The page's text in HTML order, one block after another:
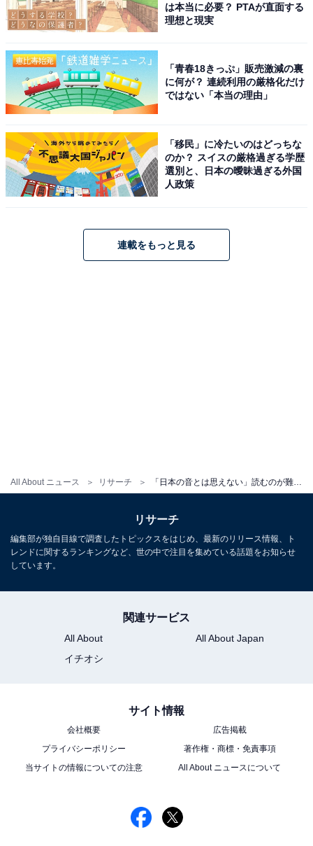
All About ニュース リサーチ
読むのが難しいと思う「大分県の駅」ランキン
グ！ 2位「浅海井」を抑えた1位は？
は本当に必要？ PTAが直面する
理想と現実
「青春18きっぷ」販売激減の裏
に何が？ 連続利用の厳格化だけ
ではない「本当の理由」
「移民」に冷たいのはどっちな
のか？ スイスの厳格過ぎる学歴
選別と、日本の曖昧過ぎる外国
人政策
連載をもっと見る
リサーチ
編集部が独自目線で調査したトピックスをはじめ、最新のリリース情報、ト
レンドに関するランキングなど、世の中で注目を集めている話題をお知らせ
しています。
関連サービス
All About
All About Japan
イチオシ
サイト情報
会社概要
広告掲載
プライバシーポリシー
著作権・商標・免責事項
当サイトの情報についての注意
All About ニュースについて